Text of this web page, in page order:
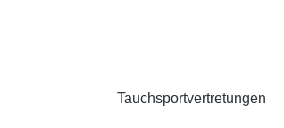
Tauchsportvertretungen